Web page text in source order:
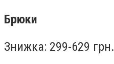
Брюки
Знижка: 299-629 грн.